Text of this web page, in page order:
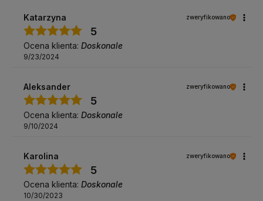
Katarzyna zweryfikowano
5
Ocena klienta: Doskonale
9/23/2024
Aleksander zweryfikowano
5
Ocena klienta: Doskonale
9/10/2024
Karolina zweryfikowano
5
Ocena klienta: Doskonale
10/30/2023